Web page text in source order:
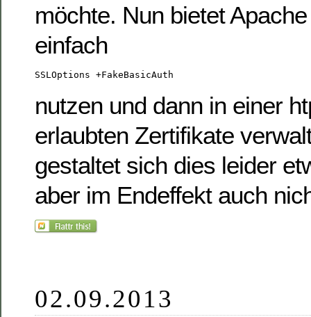
möchte. Nun bietet
einfach
SSLOptions +FakeBasicAuth
nutzen und dann in einer
erlaubten Zertifikate
gestaltet sich dies leider
aber im Endeffekt auch
02.09.2013